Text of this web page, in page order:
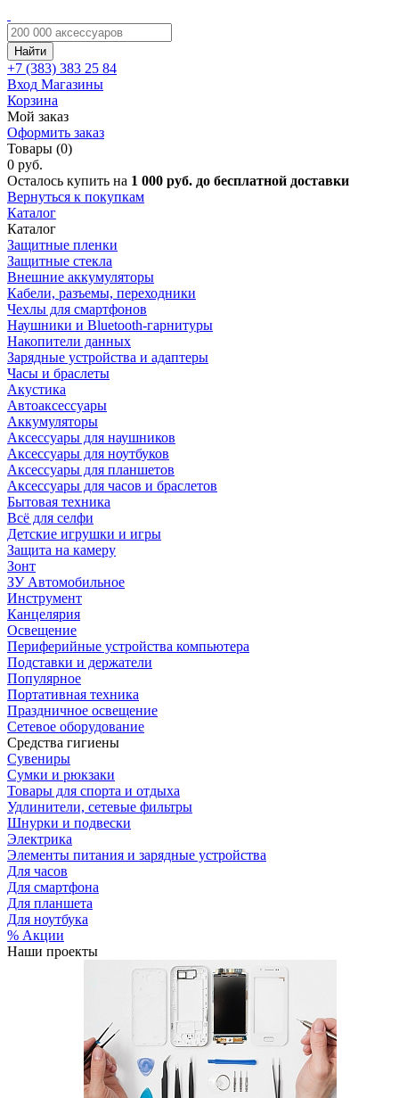
Найти
+7 (383) 383 25 84
Вход Магазины
Корзина
Мой заказ
Оформить заказ
Товары (0)
0 руб.
Осталось купить на 1 000 руб. до бесплатной доставки
Вернуться к покупкам
Каталог
Каталог
Защитные пленки
Защитные стекла
Внешние аккумуляторы
Кабели, разъемы, переходники
Чехлы для смартфонов
Наушники и Bluetooth-гарнитуры
Накопители данных
Зарядные устройства и адаптеры
Часы и браслеты
Акустика
Автоаксессуары
Аккумуляторы
Аксессуары для наушников
Аксессуары для ноутбуков
Аксессуары для планшетов
Аксессуары для часов и браслетов
Бытовая техника
Всё для селфи
Детские игрушки и игры
Защита на камеру
Зонт
ЗУ Автомобильное
Инструмент
Канцелярия
Освещение
Периферийные устройства компьютера
Подставки и держатели
Популярное
Портативная техника
Праздничное освещение
Сетевое оборудование
Средства гигиены
Сувениры
Сумки и рюкзаки
Товары для спорта и отдыха
Удлинители, сетевые фильтры
Шнурки и подвески
Электрика
Элементы питания и зарядные устройства
Для часов
Для смартфона
Для планшета
Для ноутбука
% Акции
Наши проекты